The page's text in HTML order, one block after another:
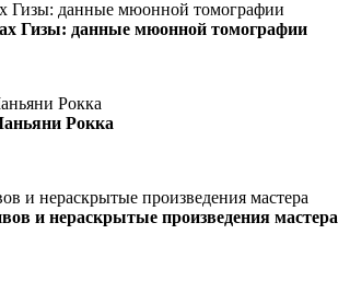
Гизы: данные мюонной томографии
Рокка
и нераскрытые произведения мастера